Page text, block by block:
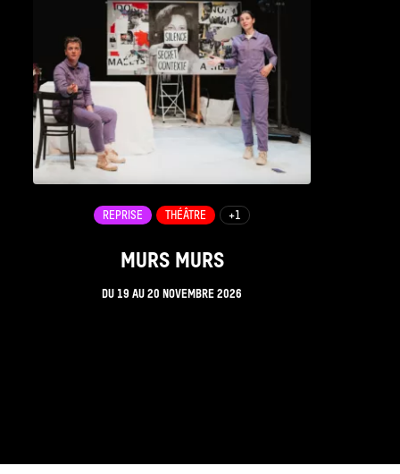
MURS MURS
DU 19 AU20 NOVEMBRE 2026
REPRISE THÉÂTRE +1